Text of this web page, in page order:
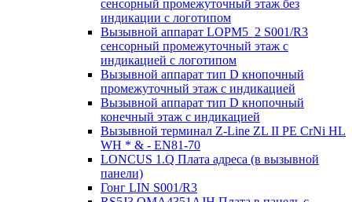
сенсорный промежуточный этаж без
индикации с логотипом
Вызывной аппарат LOPM5_2 S001/R3
сенсорный промежуточный этаж с
индикацией с логотипом
Вызывной аппарат тип D кнопочный
промежуточный этаж с индикацией
Вызывной аппарат тип D кнопочный
конечный этаж с индикацией
Вызывной терминал Z-Line ZL II PE CrNi HL
WH * & - EN81-70
LONCUS 1.Q Плата адреса (в вызывной
панели)
Гонг LIN S001/R3